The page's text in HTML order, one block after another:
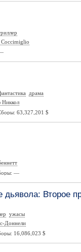
драма
63,327,201 $
—
дьявола: Второе
ужасы
Доннели
16,086,023 $